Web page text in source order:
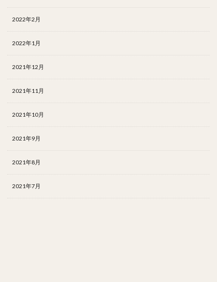
2022年2月
2022年1月
2021年12月
2021年11月
2021年10月
2021年9月
2021年8月
2021年7月